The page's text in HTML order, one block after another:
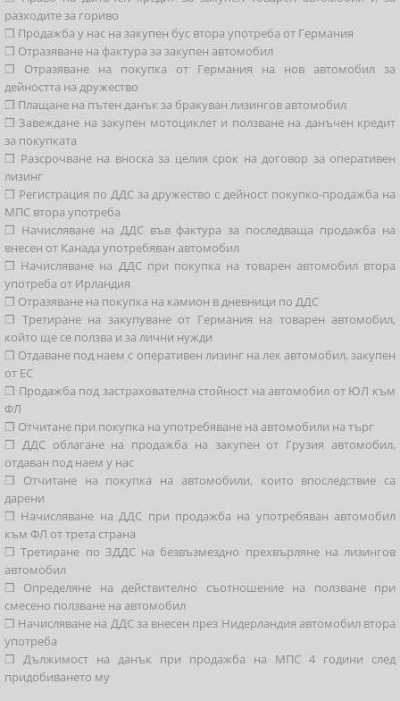
разходите за гориво
❒ Продажба у нас на закупен бус втора употреба от Германия
❒ Отразяване на фактура за закупен автомобил
❒ Отразяване на покупка от Германия на нов автомобил за
дейността на дружество
❒ Плащане на пътен данък за бракуван лизингов автомобил
❒ Завеждане на закупен мотоциклет и ползване на данъчен кредит
за покупката
❒ Разсрочване на вноска за целия срок на договор за оперативен
лизинг
❒ Регистрация по ДДС за дружество с дейност покупко-продажба на
МПС втора употреба
❒ Начисляване на ДДС във фактура за последваща продажба на
внесен от Канада употребяван автомобил
❒ Начисляване на ДДС при покупка на товарен автомобил втора
употреба от Ирландия
❒ Отразяване на покупка на камион в дневници по ДДС
❒ Третиране на закупуване от Германия на товарен автомобил,
който ще се ползва и за лични нужди
❒ Отдаване под наем с оперативен лизинг на лек автомобил, закупен
от ЕС
❒ Продажба под застрахователна стойност на автомобил от ЮЛ към
ФЛ
❒ Отчитане при покупка на употребяване на автомобили на търг
❒ ДДС облагане на продажба на закупен от Грузия автомобил,
отдаван под наем у нас
❒ Отчитане на покупка на автомобили, които впоследствие са
дарени
❒ Начисляване на ДДС при продажба на употребяван автомобил
към ФЛ от трета страна
❒ Третиране по ЗДДС на безвъзмездно прехвърляне на лизингов
автомобил
❒ Определяне на действително съотношение на ползване при
смесено ползване на автомобил
❒ Начисляване на ДДС за внесен през Нидерландия автомобил втора
употреба
❒ Дължимост на данък при продажба на МПС 4 години след
придобиването му